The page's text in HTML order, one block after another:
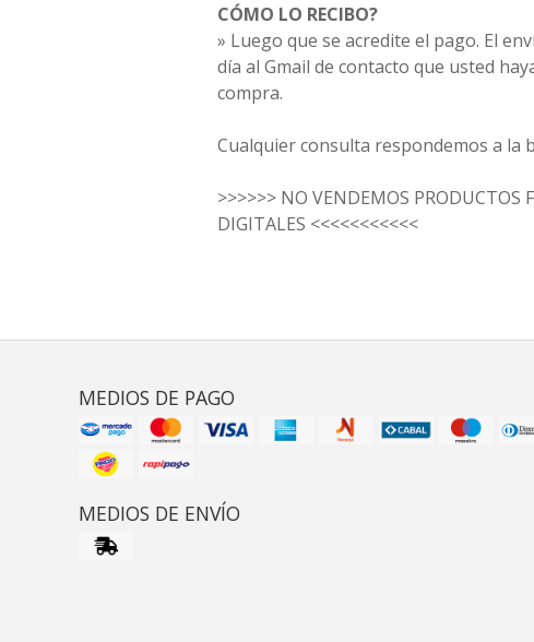
CÓMO LO RECIBO?
» Luego que se acredite el pago. El
día al Gmail de contacto que usted
compra.
Cualquier consulta respondemos a la
>>>>>> NO VENDEMOS PRODUCTOS
DIGITALES <<<<<<<<<<<
MEDIOS DE PAGO
MEDIOS DE ENVÍO